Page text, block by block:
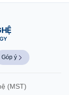
Công nghệ.
TP. Hà Nội
Nghệ
Góp ý
(MST)